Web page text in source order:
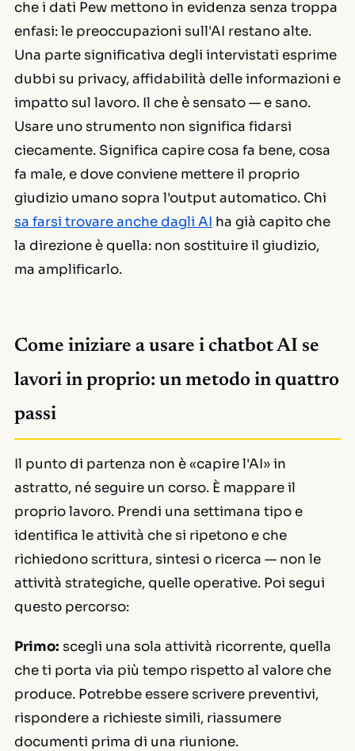
che i dati Pew mettono in evidenza senza troppa
enfasi: le preoccupazioni sull'AI restano alte.
Una parte significativa degli intervistati esprime
dubbi su privacy, affidabilità delle informazioni e
impatto sul lavoro. Il che è sensato — e sano.
Usare uno strumento non significa fidarsi
ciecamente. Significa capire cosa fa bene, cosa
fa male, e dove conviene mettere il proprio
giudizio umano sopra l'output automatico. Chi
sa farsi trovare anche dagli AI ha già capito che
la direzione è quella: non sostituire il giudizio,
ma amplificarlo.
Come iniziare a usare i chatbot AI se
lavori in proprio: un metodo in quattro
passi
Il punto di partenza non è «capire l'AI» in
astratto, né seguire un corso. È mappare il
proprio lavoro. Prendi una settimana tipo e
identifica le attività che si ripetono e che
richiedono scrittura, sintesi o ricerca — non le
attività strategiche, quelle operative. Poi segui
questo percorso:
Primo: scegli una sola attività ricorrente, quella
che ti porta via più tempo rispetto al valore che
produce. Potrebbe essere scrivere preventivi,
rispondere a richieste simili, riassumere
documenti prima di una riunione.